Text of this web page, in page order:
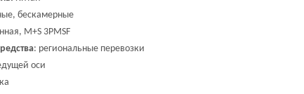
бескамерные
M+S 3PMSF
: региональные перевозки
оси